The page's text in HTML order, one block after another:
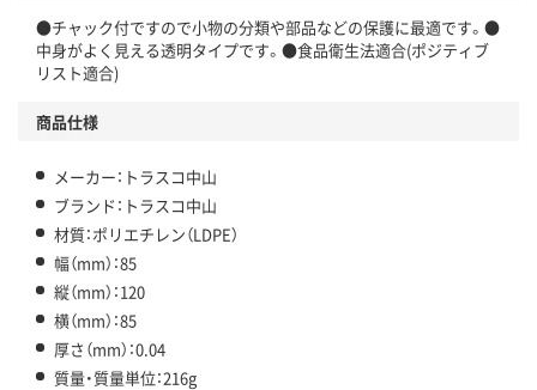
●チャック付ですので小物の分類や部品などの保護に最適です。●
中身がよく見える透明タイプです。●食品衛生法適合(ポジティブ
リスト適合)
商品仕様
メーカー：トラスコ中山
ブランド：トラスコ中山
材質：ポリエチレン（LDPE）
幅（mm）：85
縦（mm）：120
横（mm）：85
厚さ（mm）：0.04
質量・質量単位：216g